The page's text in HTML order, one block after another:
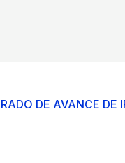
DE AVANCE DE